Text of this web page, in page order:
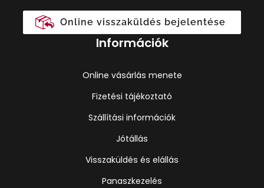
Online visszaküldés bejelentése
Információk
Online vásárlás menete
Fizetési tájékoztató
Szállítási információk
Jótállás
Visszaküldés és elállás
Panaszkezelés